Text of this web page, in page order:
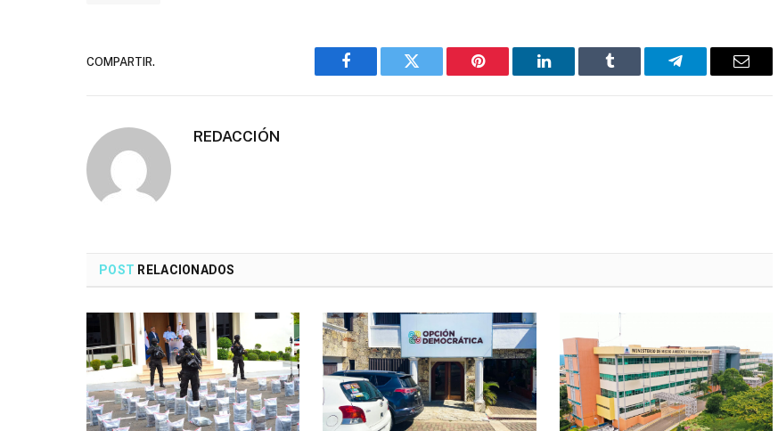
COMPARTIR.
Facebook Twitter Pinterest LinkedIn Tumblr TelegramaCorreo
REDACCIÓN
POST RELACIONADOS